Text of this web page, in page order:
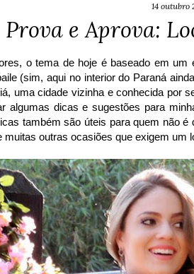
14 outubro
Prova e Aprova:
o tema de hoje é baseado em um
(sim, aqui no interior do Paraná
uma cidade vizinha e conhecida por
algumas dicas e sugestões para
também são úteis para quem não
muitas outras ocasiões que exigem um